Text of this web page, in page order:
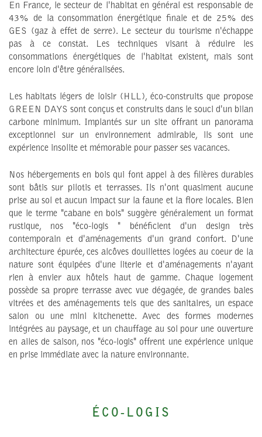
En France, le secteur de l'habitat en général est responsable de
43% de la consommation énergétique finale et de 25% des
GES (gaz à effet de serre). Le secteur du tourisme n'échappe
pas à ce constat. Les techniques visant à réduire les
consommations énergétiques de l'habitat existent, mais sont
encore loin d'être généralisées.
Les habitats légers de loisir (HLL), éco-construits que propose
GREEN DAYS sont conçus et construits dans le souci d'un bilan
carbone minimum. Implantés sur un site offrant un panorama
exceptionnel sur un environnement admirable, ils sont une
expérience insolite et mémorable pour passer ses vacances.
Nos hébergements en bois qui font appel à des filières durables
sont bâtis sur pilotis et terrasses. Ils n'ont quasiment aucune
prise au sol et aucun impact sur la faune et la flore locales. Bien
que le terme "cabane en bois" suggère généralement un format
rustique, nos "éco-logis " bénéficient d'un design très
contemporain et d'aménagements d'un grand confort. D'une
architecture épurée, ces alcôves douillettes logées au coeur de la
nature sont équipées d'une literie et d'aménagements n'ayant
rien à envier aux hôtels haut de gamme. Chaque logement
possède sa propre terrasse avec vue dégagée, de grandes baies
vitrées et des aménagements tels que des sanitaires, un espace
salon ou une mini kitchenette. Avec des formes modernes
intégrées au paysage, et un chauffage au sol pour une ouverture
en ailes de saison, nos "éco-logis" offrent une expérience unique
en prise immédiate avec la nature environnante.
ÉCO-LOGIS